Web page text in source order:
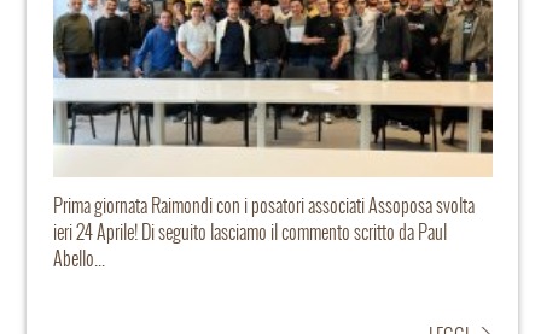
Prima giornata Raimondi con i posatori associati Assoposa svolta
ieri 24 Aprile! Di seguito lasciamo il commento scritto da Paul
Abello...